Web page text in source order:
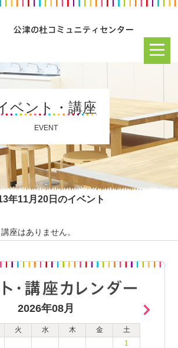
ベント・講座
EVENT
年11月20日のイベント
座はありません。
2026年08月
火 水 木 金
土
1